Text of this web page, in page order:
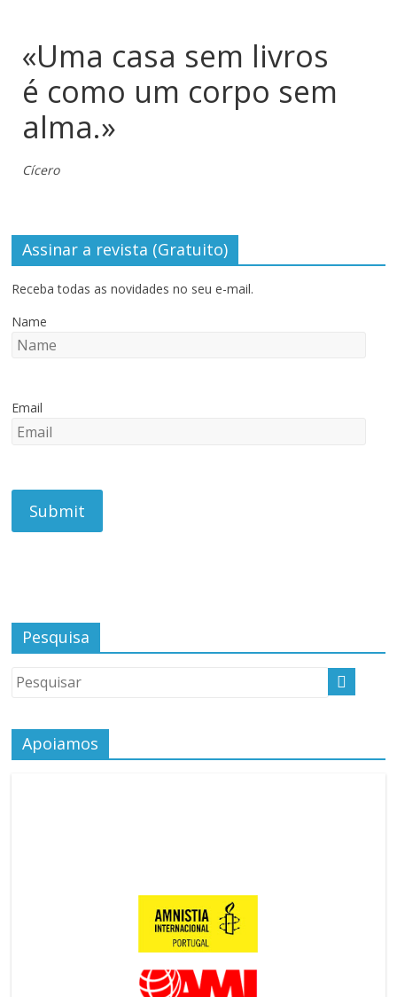
«Uma casa sem livros
é como um corpo sem
alma.»
Cícero
Assinar a revista (Gratuito)
Receba todas as novidades no seu e-mail.
Name
Email
Pesquisa
Apoiamos